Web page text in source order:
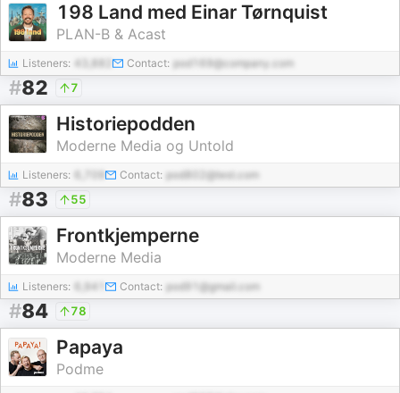
198 Land med Einar Tørnquist
PLAN-B & Acast
Listeners: Contact: pod169@company.com
#82 7
Historiepodden
Moderne Media og Untold
Listeners: Contact: pod802@test.com
#83 55
Frontkjemperne
Moderne Media
Listeners: 6,941 Contact: pod91@gmail.com
#84 78
Papaya
Podme